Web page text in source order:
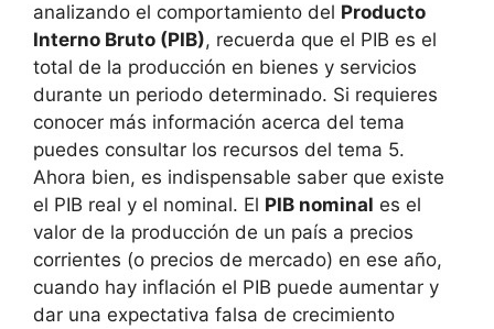
analizando el comportamiento del Producto
Interno Bruto (PIB), recuerda que el PIB es el
total de la producción en bienes y servicios
durante un periodo determinado. Si requieres
conocer más información acerca del tema
puedes consultar los recursos del tema 5.
Ahora bien, es indispensable saber que existe
el PIB real y el nominal. El PIB nominal es el
valor de la producción de un país a precios
corrientes (o precios de mercado) en ese año,
cuando hay inflación el PIB puede aumentar y
dar una expectativa falsa de crecimiento